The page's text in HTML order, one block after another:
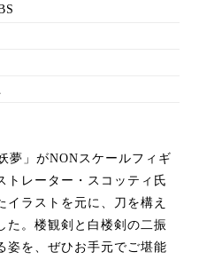
夢」がNONスケールフィギ
トレーター・スコッティ氏
イラストを元に、刀を構え
た。楼観剣と白楼剣の二振
姿を、ぜひお手元でご堪能